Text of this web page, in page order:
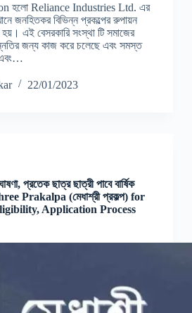
হলো Reliance Industries Ltd. এর
জনহিতকর বিভিন্ন প্রকল্পের রুপায়ন
হয়। এই বেসরকারি সংস্থা টি সমাজের
জন্য কাজ করে চলেছে এবং সমস্ত
এবং…
22/01/2023
প্রতেক ছাত্র ছাত্রী পাবে বার্ষিক
Prakalpa (মেধাশ্রী প্রকল্প) for
Application Process